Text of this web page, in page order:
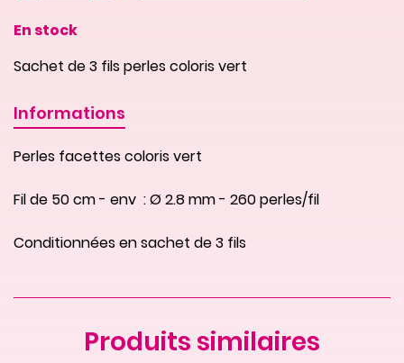
En stock
Sachet de 3 fils perles coloris vert
Informations
Perles facettes coloris vert
Fil de 50 cm - env  : Ø 2.8 mm - 260 perles/fil
Conditionnées en sachet de 3 fils
Produits similaires